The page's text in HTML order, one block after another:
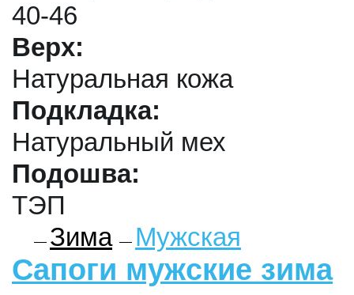
40-46
Верх:
Натуральная кожа
Подкладка:
Натуральный мех
Подошва:
ТЭП
Зима
Мужская
Сапоги мужские зима